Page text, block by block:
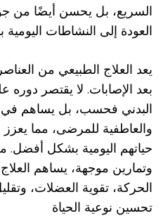
السريع، بل يحسن أيضًا من
العودة إلى النشاطات اليومية
يعد العلاج الطبيعي من
بعد الإصابات. لا يقتصر دوره
البدني فحسب، بل يساهم
والعاطفية للمرضى، مما
حياتهم اليومية بشكل
وتمارين موجهة، يساهم
الحركة، تقوية العضلات،
تحسين نوعية الحياة